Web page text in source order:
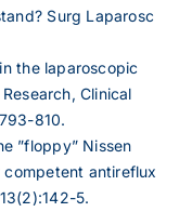
Surg Laparosc
the laparoscopic
Clinical
810.
”floppy” Nissen
antireflux
5.